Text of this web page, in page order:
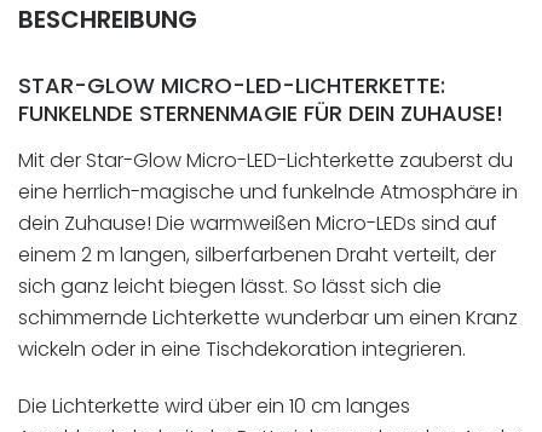
BESCHREIBUNG
STAR-GLOW MICRO-LED-LICHTERKETTE:
FUNKELNDE STERNENMAGIE FÜR DEIN ZUHAUSE!
Mit der Star-Glow Micro-LED-Lichterkette zauberst du
eine herrlich-magische und funkelnde Atmosphäre in
dein Zuhause! Die warmweißen Micro-LEDs sind auf
einem 2 m langen, silberfarbenen Draht verteilt, der
sich ganz leicht biegen lässt. So lässt sich die
schimmernde Lichterkette wunderbar um einen Kranz
wickeln oder in eine Tischdekoration integrieren.
Die Lichterkette wird über ein 10 cm langes